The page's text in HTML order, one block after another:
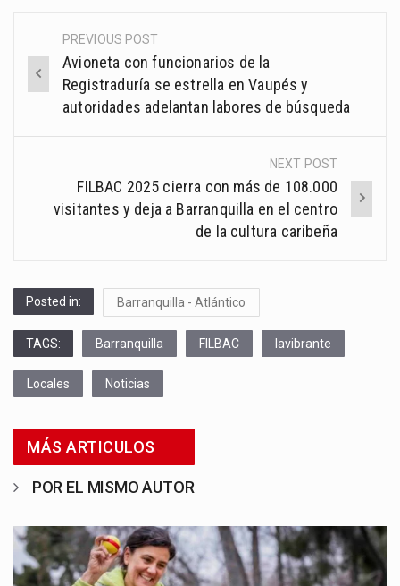
Post
navigation
PREVIOUS POST
Avioneta con funcionarios de la
Registraduría se estrella en Vaupés y
autoridades adelantan labores de búsqueda
NEXT POST
FILBAC 2025 cierra con más de 108.000
visitantes y deja a Barranquilla en el centro
de la cultura caribeña
Posted in: Barranquilla - Atlántico
TAGS: Barranquilla FILBAC lavibrante
Locales Noticias
MÁS ARTICULOS
POR EL MISMO AUTOR